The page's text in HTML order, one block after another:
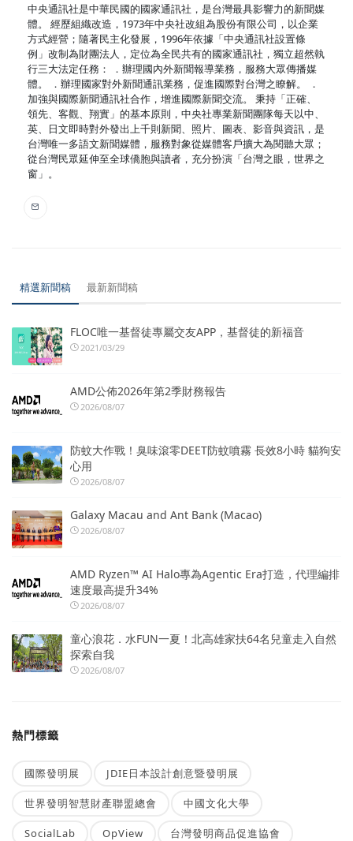
中央通訊社是中華民國的國家通訊社，是台灣最具影響力的新聞媒
體。 經歷組織改造，1973年中央社改組為股份有限公司，以企業
方式經營；隨著民主化發展，1996年依據「中央通訊社設置條
例」改制為財團法人，定位為全民共有的國家通訊社，獨立超然執
行三大法定任務： ．辦理國內外新聞報導業務，服務大眾傳播媒
體。 ．辦理國家對外新聞通訊業務，促進國際對台灣之瞭解。 ．
加強與國際新聞通訊社合作，增進國際新聞交流。 秉持「正確、
領先、客觀、翔實」的基本原則，中央社專業新聞團隊每天以中、
英、日文即時對外發出上千則新聞、照片、圖表、影音與資訊，是
台灣唯一多語文新聞媒體，服務對象從媒體客戶擴大為閱聽大眾；
從台灣民眾延伸至全球僑胞與讀者，充分扮演「台灣之眼，世界之
窗」。
精選新聞稿 最新新聞稿
FLOC唯一基督徒專屬交友APP，基督徒的新福音
2021/03/29
AMD公佈2026年第2季財務報告
2026/08/07
防蚊大作戰！臭味滾零DEET防蚊噴霧 長效8小時 貓狗安
心用
2026/08/07
Galaxy Macau and Ant Bank (Macao)
2026/08/07
AMD Ryzen™ AI Halo專為Agentic Era打造，代理編排
速度最高提升34%
2026/08/07
童心浪花．水FUN一夏！北高雄家扶64名兒童走入自然
探索自我
2026/08/07
熱門標籤
國際發明展 JDIE日本設計創意暨發明展
世界發明智慧財產聯盟總會 中國文化大學
SocialLab OpView 台灣發明商品促進協會